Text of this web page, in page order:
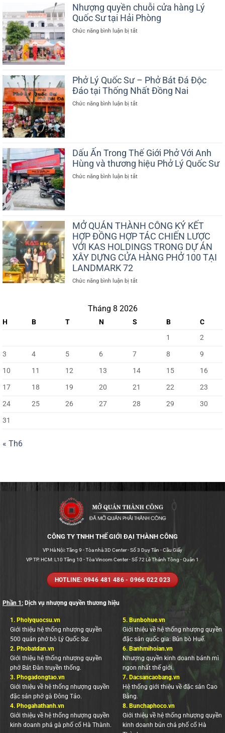
Giúp
Mở
Chắc
Nhượng quyền chuỗi cửa hàng Lý
Quốc Sư tại Hải Phòng
Chức năng bình luận bị tắtở
Lý
Quốc
tại
Phở Lý Quốc Sư – Phở Bát Đá Độc
Đáo tại Thống Nhất Đồng Nai
Chức năng bình luận bị tắtở
Phở
Bát
Độc
Đồng
Nai
Dấu Ấn Trong Thế Giới Phở Với Anh
Hùng và thương hiệu Phở Lý Quốc Sư
Chức năng bình luận bị tắtở
Phở
Với
Anh
Hùng
và
hiệu
MỞ QUÁN THÀNH CÔNG KÝ KẾT
HỢP ĐỒNG HỢP TÁC CHIẾN LƯỢC
VỚI KAS HOLDINGS TRONG DỰ ÁN
XÂY DỰNG CỬA HÀNG PHỞ 100 TẠI
LANDMARK 72
Chức năng bình luận bị tắtở
CHIẾN
VỚI
KAS
HOLDINGS
LANDMARK
72
Tháng 8 2026
H B T N S B
C
1
2
3
4 5 6 7 8
9
10
11 12 13 14 15
16
17
18 19 20 21 22
23
24
25 26 27 28 29
30
31
« Th6
CÔNG TY TNHH THẾ GIỚI ĐẠI THÀNH CÔNG
VP Hà Nội: Tầng 9 - Tòa nhà 3D Center - Số 3 Duy Tân - Cầu Giấy
VP TP. HCM: L10 Tầng 10 - Tòa Vincom Center - Số 72 Lê Thánh Tông - Quận 1
HOTLINE: 0946 481 486 - 0966 022 023
Phần 1: Dịch vụ nhượng quyền thương hiệu
1. Pholyquocsu.vn
Giới thiệu hệ thống nhượng quyền
500 quán phở bò Lý Quốc Sư.
2. Phobatdan.vn
Giới thiệu hệ thống nhượng quyền
phở Bát Đàn truyền thống.
3. Phogadongtao.vn
Giới thiệu về hệ thống nhượng quyền
đặc sản phở gà Đông Tảo.
4. Phogahathanh.vn
Giới thiệu về hệ thống nhượng quyền
kinh doanh phả gà phố cổ Hà Thành.
5. Bunbohue.vn
Giới thiệu về hệ thống nhượng quyền
đặc sản quốc gia: Bún bò Huế.
6. Banhmihoian.vn
Nhượng quyền kinh doanh bánh mì
ngon nhất thế giới.
7. Dacsancaobang.vn
Hệ thống giới thiệu về đặc sản Cao
Bằng.
8. Bunchaphoco.vn
Giới thiệu về hệ thống nhượng quyền
kinh doanh bún chả phố cổ Hà